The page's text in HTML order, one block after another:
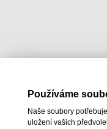
Používáme
Naše soubory
uložení vašich